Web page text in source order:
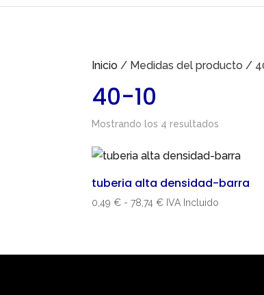
Inicio / Medidas del producto /
40-10
Mostrando los 4 resultados
tuberia alta densidad-barra
0,49€ - 78,74€Rango
IVA Incluido